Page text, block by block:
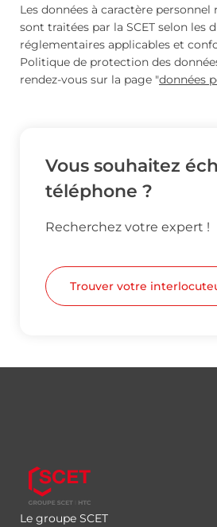
Les données à caractère
sont traitées par la SCET selon les
réglementaires applicables et
Politique de protection des
rendez-vous sur la page "données
Vous souhaitez
téléphone ?
Recherchez votre expert !
Trouver votre
Le groupe SCET